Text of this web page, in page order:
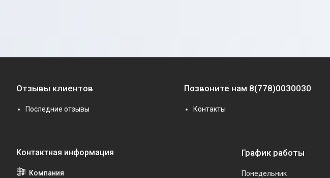
Отзывы клиентов
Последние отзывы
Позвоните нам 8(778)0030030
Контакты
График работы
Понедельник